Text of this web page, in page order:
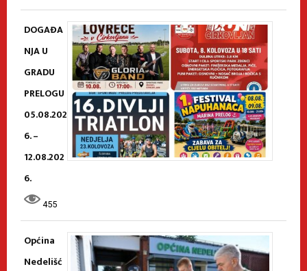
DOGAĐA
NJA U
GRADU
PRELOGU
05.08.202
6. –
12.08.202
6.
455
Općina
Nedelišć